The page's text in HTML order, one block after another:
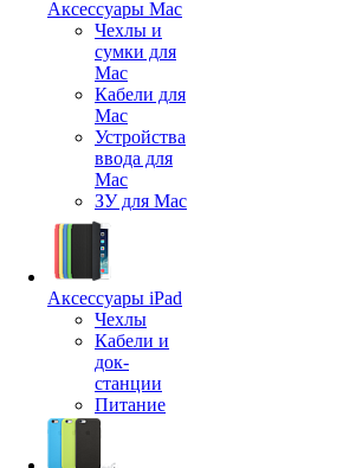
Аксессуары Mac
Чехлы и
сумки для
Mac
Кабели для
Mac
Устройства
ввода для
Mac
ЗУ для Mac
Аксессуары iPad
Чехлы
Кабели и
док-
станции
Питание